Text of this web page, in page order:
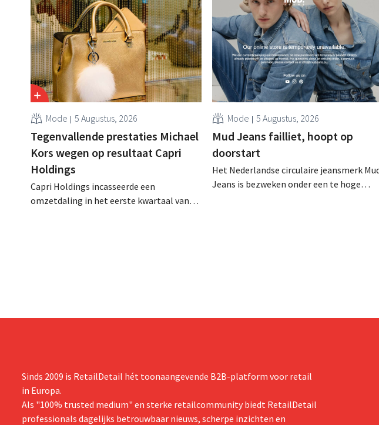
Mode 5 Augustus, 2026
Tegenvallende prestaties Michael
Kors wegen op resultaat Capri
Holdings
Capri Holdings incasseerde een
omzetdaling in het eerste kwartaal van
Mode 5 Augustus, 2026
Mud Jeans failliet, hoopt op
doorstart
Het Nederlandse circulaire jeansmerk
Jeans is bezweken onder een te hoge
Sinds 2009 is RetailDetail hét toonaangevende B2B-platform voor retail
in Europa.
Als "100% trusted medium" en sterke retailcommunity biedt RetailDetail
professionals dagelijks betrouwbaar nieuws, scherpe inzichten en